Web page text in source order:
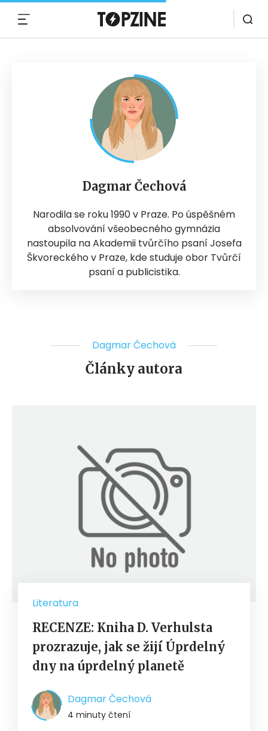
Dagmar Čechová
Narodila se roku 1990 v Praze. Po úspěšném
absolvování všeobecného gymnázia
nastoupila na Akademii tvůrčího psaní Josefa
Škvoreckého v Praze, kde studuje obor Tvůrčí
psaní a publicistika.
Dagmar Čechová
Články autora
Literatura
RECENZE: Kniha D. Verhulsta
prozrazuje, jak se žijí Úprdelný
dny na úprdelný planetě
Dagmar Čechová
4 minuty čtení